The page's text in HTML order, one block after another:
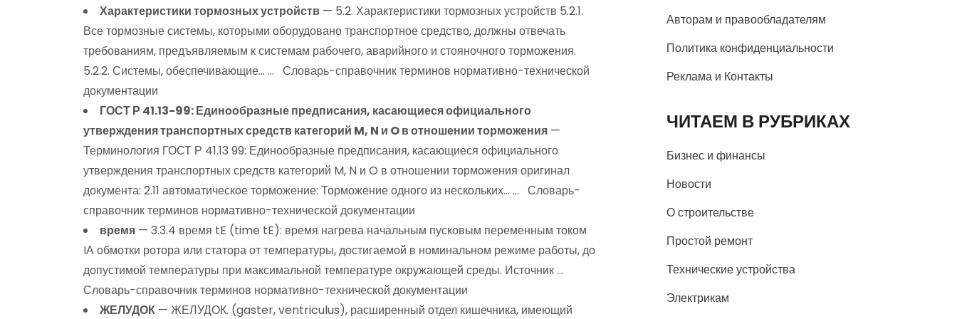
Характеристики тормозных устройств — 5.2. Характеристики тормозных устройств 5.2.1.
Все тормозные системы, которыми оборудовано транспортное средство, должны отвечать
требованиям, предъявляемым к системам рабочего, аварийного и стояночного торможения.
5.2.2. Системы, обеспечивающие… … Словарь-справочник терминов нормативно-технической
документации
ГОСТ Р 41.13-99: Единообразные предписания, касающиеся официального
утверждения транспортных средств категорий M, N и O в отношении торможения —
Терминология ГОСТ Р 41.13 99: Единообразные предписания, касающиеся официального
утверждения транспортных средств категорий M, N и O в отношении торможения оригинал
документа: 2.11 автоматическое торможение: Торможение одного из нескольких… … Словарь-
справочник терминов нормативно-технической документации
время — 3.3.4 время tE (time tE): время нагрева начальным пусковым переменным током
IА обмотки ротора или статора от температуры, достигаемой в номинальном режиме работы, до
допустимой температуры при максимальной температуре окружающей среды. Источник …
Словарь-справочник терминов нормативно-технической документации
ЖЕЛУДОК — ЖЕЛУДОК. (gaster, ventriculus), расширенный отдел кишечника, имеющий
Авторам и правообладателям
Политика конфиденциальности
Реклама и Контакты
ЧИТАЕМ В РУБРИКАХ
Бизнес и финансы
Новости
О строительстве
Простой ремонт
Технические устройства
Электрикам